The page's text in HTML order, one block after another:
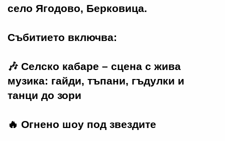
село Ягодово, Берковица.
Събитието включва:
🎶 Селско кабаре – сцена с жива
музика: гайди, тъпани, гъдулки и
танци до зори
🔥 Огнено шоу под звездите